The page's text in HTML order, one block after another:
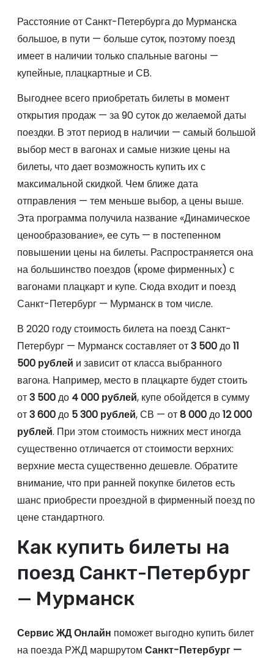
Расстояние от Санкт-Петербурга до Мурманска
большое, в пути — больше суток, поэтому поезд
имеет в наличии только спальные вагоны —
купейные, плацкартные и СВ.
Выгоднее всего приобретать билеты в момент
открытия продаж — за 90 суток до желаемой даты
поездки. В этот период в наличии — самый большой
выбор мест в вагонах и самые низкие цены на
билеты, что дает возможность купить их с
максимальной скидкой. Чем ближе дата
отправления — тем меньше выбор, а цены выше.
Эта программа получила название «Динамическое
ценообразование», ее суть — в постепенном
повышении цены на билеты. Распространяется она
на большинство поездов (кроме фирменных) с
вагонами плацкарт и купе. Сюда входит и поезд
Санкт-Петербург — Мурманск в том числе.
В 2020 году стоимость билета на поезд Санкт-
Петербург — Мурманск составляет от3 500до11
500 рублей и зависит от класса выбранного
вагона. Например, место в плацкарте будет стоить
от3 500до 4 000 рублей, купе обойдется в сумму
от3 600до 5 300 рублей, СВ — от8 000до12 000
рублей. При этом стоимость нижних мест иногда
существенно отличается от стоимости верхних:
верхние места существенно дешевле. Обратите
внимание, что при ранней покупке билетов есть
шанс приобрести проездной в фирменный поезд по
цене стандартного.
Как купить билеты на
поезд Санкт-Петербург
— Мурманск
Сервис ЖД Онлайн поможет выгодно купить билет
на поезда РЖД маршрутом Санкт-Петербург —